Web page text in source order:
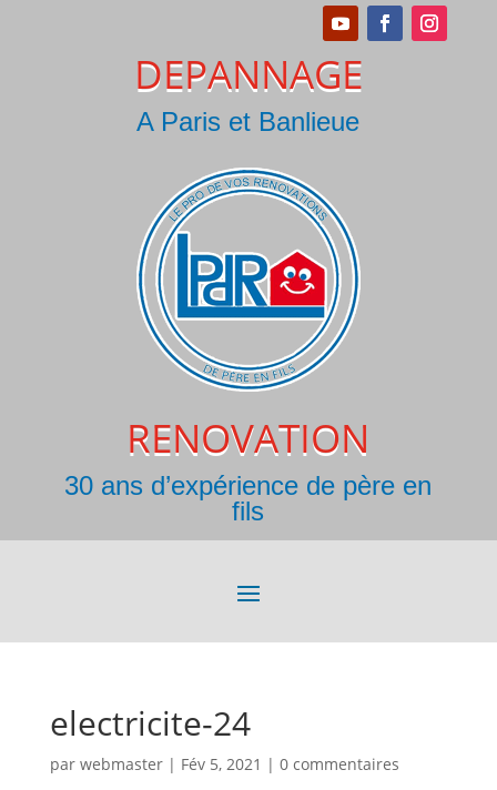
DEPANNAGE
A Paris et Banlieue
RENOVATION
30 ans d’expérience de père en
fils
electricite-24
par webmaster| Fév 5, 2021 | 0 commentaires